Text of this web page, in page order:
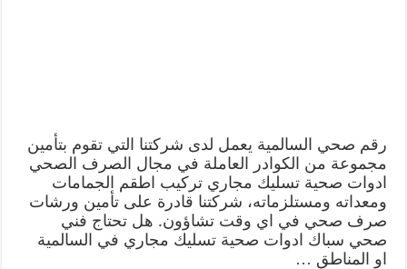
رقم صحي السالمية يعمل لدى شركتنا التي تقوم بتأمين
مجموعة من الكوادر العاملة في مجال الصرف الصحي
ادوات صحية تسليك مجاري تركيب اطقم الجمامات
ومعداته ومستلزماته، شركتنا قادرة على تأمين ورشات
صرف صحي في اي وقت تشاؤون. هل تحتاج فني
صحي سباك ادوات صحية تسليك مجاري في السالمية
او المناطق …